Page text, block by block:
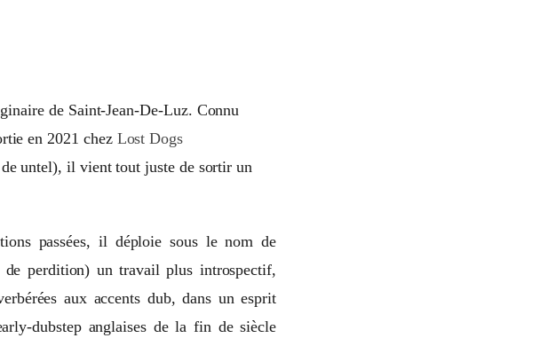
de Saint-Jean-De-Luz. Connu
en 2021 chez Lost Dogs
untel), il vient tout juste de sortir un
passées, il déploie sous le nom de
perdition) un travail plus introspectif,
aux accents dub, dans un esprit
dubstep anglaises de la fin de siècle